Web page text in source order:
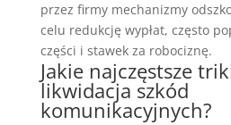
przez firmy mechanizmy
celu redukcję wypłat, często
części i stawek za robociznę.
Jakie najczęstsze
likwidacja szkód
komunikacyjnych?